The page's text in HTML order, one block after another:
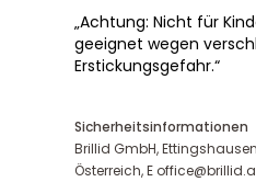
„Achtung: Nicht für
geeignet wegen
Erstickungsgefahr.“
Sicherheitsinformationen
Brillid GmbH,
Österreich, E